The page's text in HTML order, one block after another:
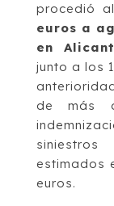
procedió
euros a
en
junto a los
de más
estimados
euros.